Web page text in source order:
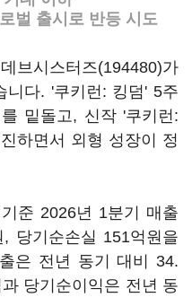
벌 출시로 반등 시도
데브시스터즈(194480)가
니다. '쿠키런: 킹덤' 5주
밑돌고, 신작 '쿠키런:
하면서 외형 성장이 정
준 2026년 1분기 매출
당기순손실 151억원을
은 전년 동기 대비 34.
당기순이익은 전년 동